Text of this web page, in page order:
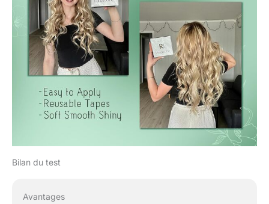
Bilan du test
Avantages